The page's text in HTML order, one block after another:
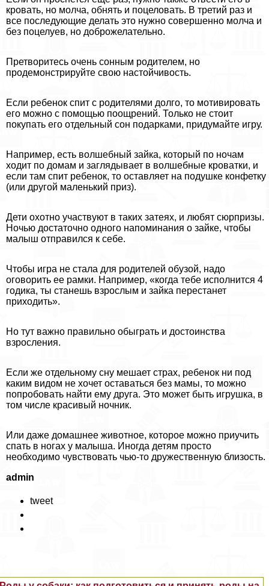
кровать, но молча, обнять и поцеловать. В третий раз и
все последующие делать это нужно совершенно молча и
без поцелуев, но доброжелательно.
Претворитесь очень сонным родителем, но
продемонстрируйте свою настойчивость.
Если ребенок спит с родителями долго, то мотивировать
его можно с помощью поощрений. Только не стоит
покупать его отдельный сон подарками, придумайте игру.
Например, есть волшебный зайка, который по ночам
ходит по домам и заглядывает в волшебные кроватки, и
если там спит ребенок, то оставляет на подушке конфетку
(или другой маленький приз).
Дети охотно участвуют в таких затеях, и любят сюрпризы.
Ночью достаточно одного напоминания о зайке, чтобы
малыш отправился к себе.
Чтобы игра не стала для родителей обузой, надо
оговорить ее рамки. Например, «когда тебе исполнится 4
годика, ты станешь взрослым и зайка перестанет
приходить».
Но тут важно правильно обыграть и достоинства
взросления.
Если же отдельному сну мешает страх, ребенок ни под
каким видом не хочет оставаться без мамы, то можно
попробовать найти ему друга. Это может быть игрушка, в
том числе красивый ночник.
Или даже домашнее животное, которое можно приучить
спать в ногах у малыша. Иногда детям просто
необходимо чувствовать чью-то дружественную близость.
admin
tweet